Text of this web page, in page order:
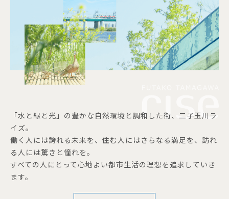
「水と緑と光」の豊かな自然環境と調和した街、二子玉川ラ
イズ。
働く人には誇れる未来を、住む人にはさらなる満足を、訪れ
る人には驚きと憧れを。
すべての人にとって心地よい都市生活の理想を追求していき
ます。